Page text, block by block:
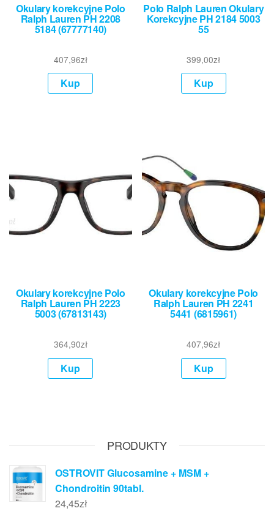
Okulary korekcyjne Polo
Ralph Lauren PH 2208
5184 (67777140)
407,96zł
Kup
Polo Ralph Lauren Okulary
Korekcyjne PH 2184 5003
55
399,00zł
Kup
Okulary korekcyjne Polo
Ralph Lauren PH 2223
5003 (67813143)
364,90zł
Kup
Okulary korekcyjne Polo
Ralph Lauren PH 2241
5441 (6815961)
407,96zł
Kup
PRODUKTY
OSTROVIT Glucosamine + MSM +
Chondroitin 90tabl.
24,45zł